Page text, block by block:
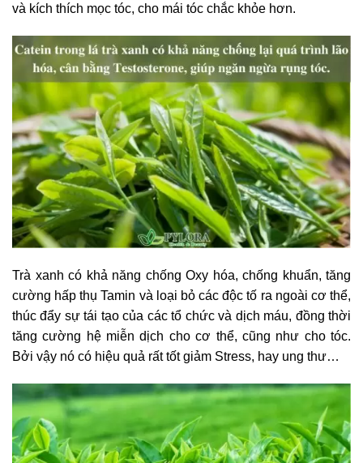
và kích thích mọc tóc, cho mái tóc chắc khỏe hơn.
Trà xanh có khả năng chống Oxy hóa, chống khuẩn, tăng
cường hấp thụ Tamin và loại bỏ các độc tố ra ngoài cơ thể,
thúc đẩy sự tái tạo của các tổ chức và dịch máu, đồng thời
tăng cường hệ miễn dịch cho cơ thể, cũng như cho tóc.
Bởi vậy nó có hiệu quả rất tốt giảm Stress, hay ung thư…